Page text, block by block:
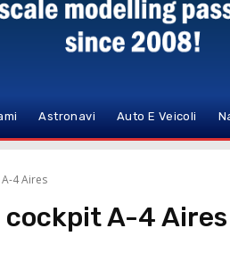
Astronavi Auto E Veicoli
4 Aires
A-4 Aires